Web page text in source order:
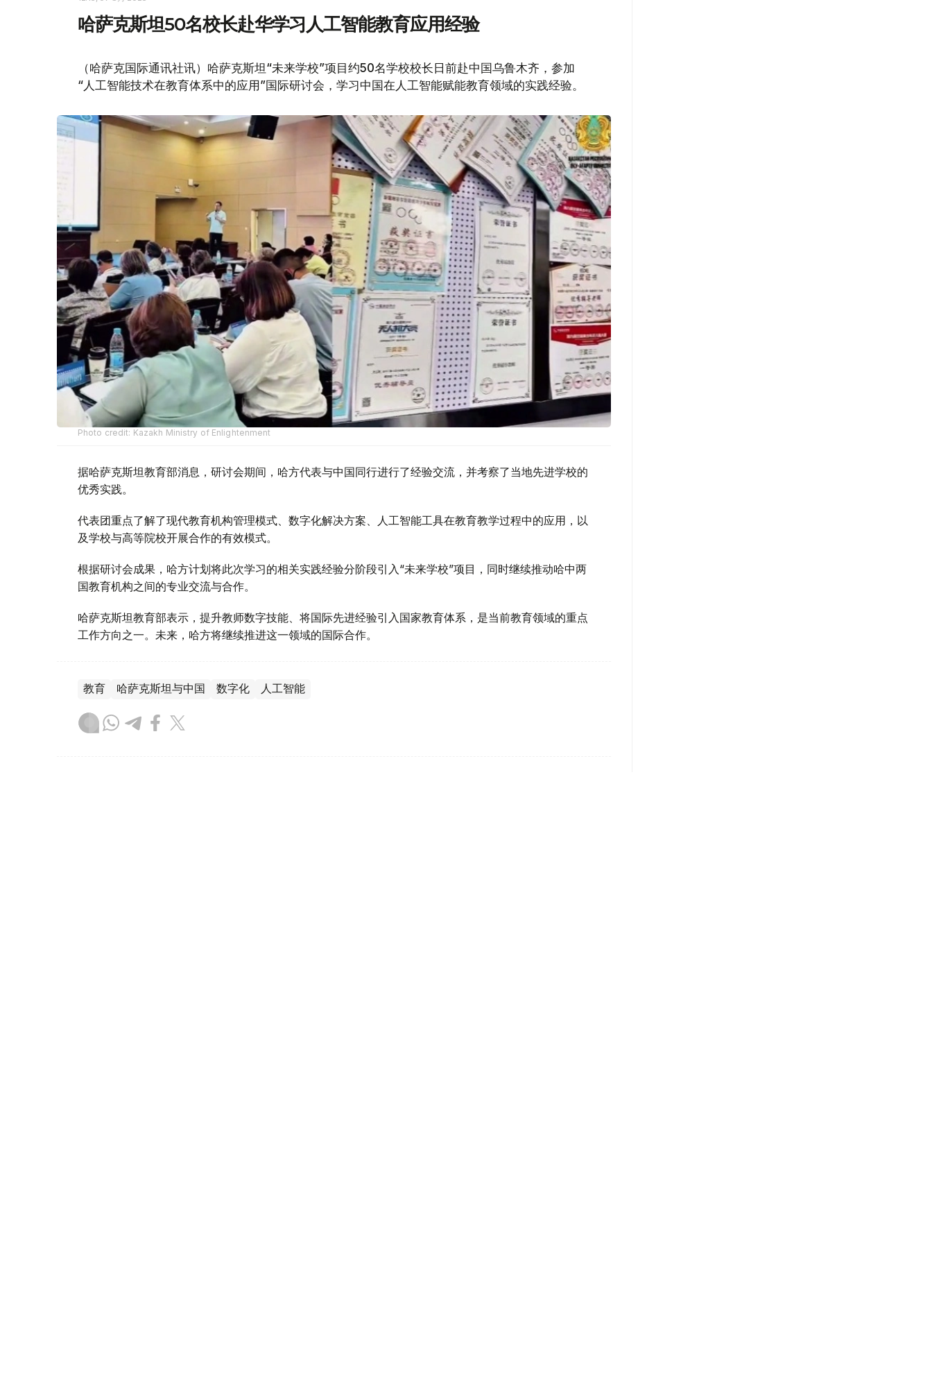
哈萨克斯坦50名校长赴华学习人工智能教育应用经验
（哈萨克国际通讯社讯）哈萨克斯坦“未来学校”项目约50名学校校长日前赴中国乌鲁木齐，参加
“人工智能技术在教育体系中的应用”国际研讨会，学习中国在人工智能赋能教育领域的实践经验。
Photo credit: Kazakh Ministry of Enlightenment
据哈萨克斯坦教育部消息，研讨会期间，哈方代表与中国同行进行了经验交流，并考察了当地先进学校的
优秀实践。
代表团重点了解了现代教育机构管理模式、数字化解决方案、人工智能工具在教育教学过程中的应用，以
及学校与高等院校开展合作的有效模式。
根据研讨会成果，哈方计划将此次学习的相关实践经验分阶段引入“未来学校”项目，同时继续推动哈中两
国教育机构之间的专业交流与合作。
哈萨克斯坦教育部表示，提升教师数字技能、将国际先进经验引入国家教育体系，是当前教育领域的重点
工作方向之一。未来，哈方将继续推进这一领域的国际合作。
教育 哈萨克斯坦与中国 数字化 人工智能